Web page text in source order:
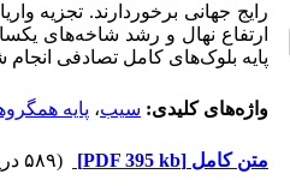
رایج جهانی برخوردارند. تجزیه
ارتفاع نهال و رشد شاخه‌‌های
پایه بلوک‌‌های کامل تصادفی انجام
واژه‌های کلیدی: سیب، پایه
متن کامل [PDF 395 kb]
(۵۸۹ دریافت)